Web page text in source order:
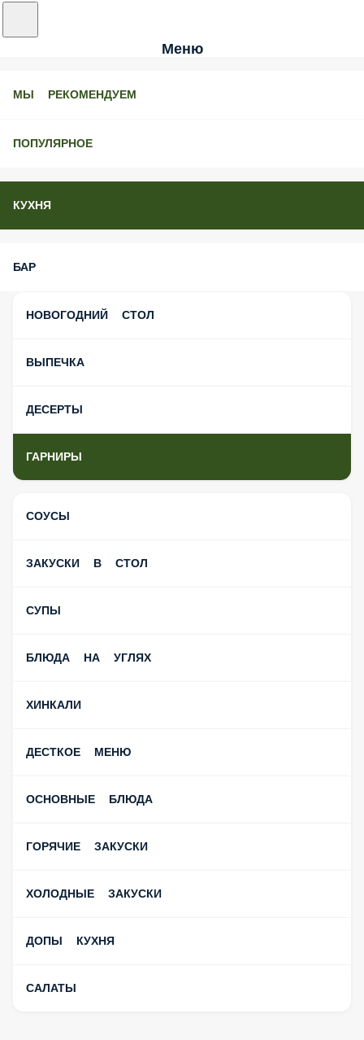
Меню
МЫ РЕКОМЕНДУЕМ
ПОПУЛЯРНОЕ
КУХНЯ
БАР
НОВОГОДНИЙ СТОЛ
ВЫПЕЧКА
ДЕСЕРТЫ
ГАРНИРЫ
СОУСЫ
ЗАКУСКИ В СТОЛ
СУПЫ
БЛЮДА НА УГЛЯХ
ХИНКАЛИ
ДЕСТКОЕ МЕНЮ
ОСНОВНЫЕ БЛЮДА
ГОРЯЧИЕ ЗАКУСКИ
ХОЛОДНЫЕ ЗАКУСКИ
ДОПЫ КУХНЯ
САЛАТЫ